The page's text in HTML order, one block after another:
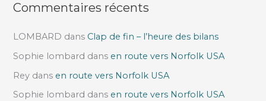
Commentaires récents
LOMBARD dans Clap de fin – l’heure des bilans
Sophie lombard dans en route vers Norfolk USA
Rey dans en route vers Norfolk USA
Sophie lombard dans en route vers Norfolk USA